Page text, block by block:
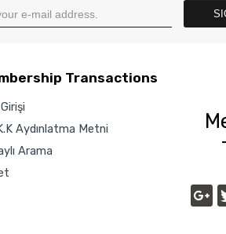
Transactions
Aydınlatma Metni
Arama